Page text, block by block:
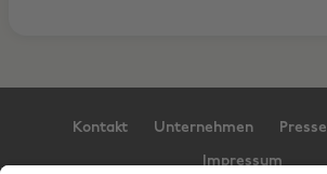
Kontakt Unternehmen Presse
Impressum